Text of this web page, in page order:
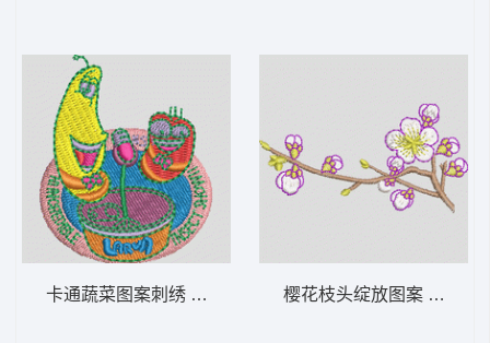
卡通蔬菜图案刺绣 海绵宝宝 派大星 卡通
樱花枝头绽放图案 梅花